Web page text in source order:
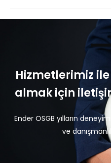
Hizmetlerimiz
almak için
Ender OSGB yılların
ve